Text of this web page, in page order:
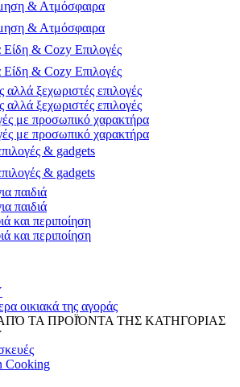
& Ατμόσφαιρα
& Ατμόσφαιρα
& Cozy Επιλογές
& Cozy Επιλογές
αλλά ξεχωριστές επιλογές
αλλά ξεχωριστές επιλογές
με προσωπικό χαρακτήρα
με προσωπικό χαρακτήρα
& gadgets
& gadgets
παιδιά
παιδιά
και περιποίηση
και περιποίηση
οικιακά της αγοράς
ΤΑ ΠΡΟΪΌΝΤΑ ΤΗΣ ΚΑΤΗΓΟΡΙΑΣ
Cooking